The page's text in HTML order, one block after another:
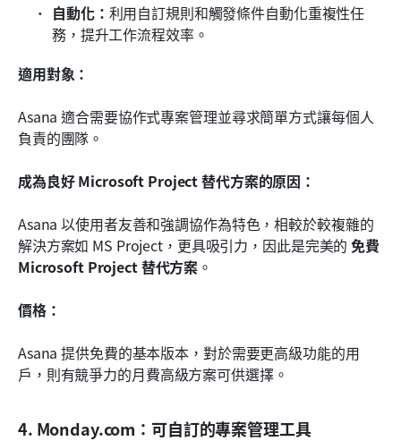
自動化： 利用自訂規則和觸發條件自動化重複性任
務，提升工作流程效率。
適用對象：
Asana 適合需要協作式專案管理並尋求簡單方式讓每個人
負責的團隊。
成為良好 Microsoft Project 替代方案的原因：
Asana 以使用者友善和強調協作為特色，相較於較複雜的
解決方案如 MS Project，更具吸引力，因此是完美的 免費
Microsoft Project 替代方案 。
價格：
Asana 提供免費的基本版本，對於需要更高級功能的用
戶，則有競爭力的月費高級方案可供選擇。
4. Monday.com：可自訂的專案管理工具